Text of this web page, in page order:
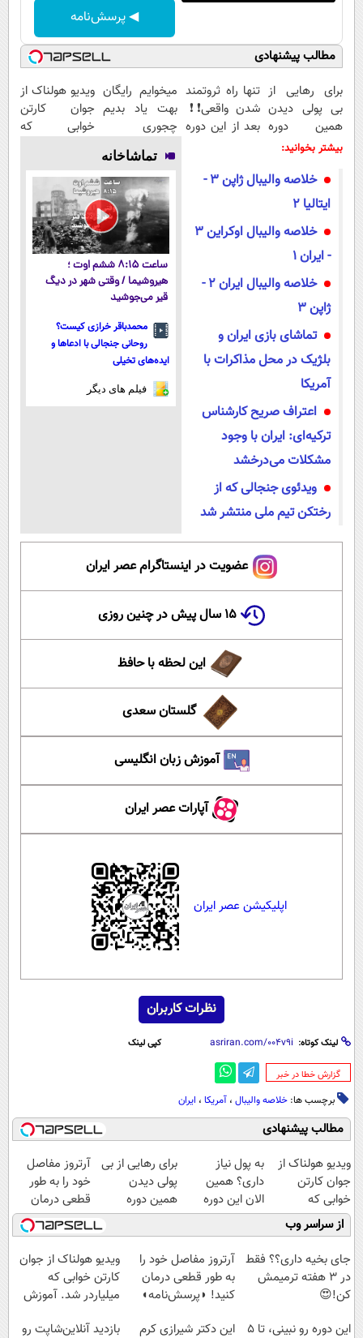
سلامت
فرهنگی
بین الملل
اجتماعی
حیات وحش
سیاست خارجی
◀ پرسش‌نامه
مطالب پیشنهادی
برای رهایی از
بی پولی دیدن
همین دوره
رایگان کافیه!
کن)
تنها راه ثروتمند
شدن واقعی❗❗
بعد از این دوره
میخوایم رایگان
بهت یاد بدیم
چجوری
پولدارشی! باور
نداری امتحانش
مجانیه
ویدیو هولناک از
جوان کارتن
خوابی که
بیشتر بخوانید:
خلاصه والیبال ژاپن ۳ -
ایتالیا ۲
خلاصه والیبال اوکراین ۳
- ایران ۱
خلاصه والیبال ایران ۲ -
ژاپن ۳
تماشای بازی ایران و
بلژیک در محل مذاکرات با
آمریکا
اعتراف صریح کارشناس
ترکیه‌ای: ایران با وجود
مشکلات می‌درخشد
ویدئوی جنجالی که از
رختکن تیم ملی منتشر شد
تماشاخانه
ساعت ۸:۱۵ ششم اوت ؛
هیروشیما / وقتی شهر در دیگ
قیر می‌جوشید
محمدباقر خرازی کیست؟
روحانی جنجالی با ادعاها و
ایده‌های تخیلی
فیلم های دیگر
عضویت در اینستاگرام عصر ایران
۱۵ سال پیش در چنین روزی
این لحظه با حافظ
گلستان سعدی
آموزش زبان انگلیسی
آپارات عصر ایران
اپلیکیشن عصر ایران
نظرات کاربران
لینک کوتاه: کپی لینک
‌گزارش خطا در خبر
برچسب ها: خلاصه والیبال ، آمریکا ، ایران
مطالب پیشنهادی
ویدیو هولناک از
جوان کارتن
خوابی که
میلیاردر شد.
آموزش رایگان
به پول نیاز
داری؟ همین
الان این دوره
رایگان رو شرکت
کن تا دیر نشده!
برای رهایی از بی
پولی دیدن
همین دوره
رایگان کافیه!
(شمارتو وارد کن)
آرتروز مفاصل
خود را به طور
قطعی درمان
کنید!
◗پرسش‌نامه◖
از سراسر وب
جای بخیه داری؟؟ فقط
در 3 هفته ترمیمش
کن!😍
آرتروز مفاصل خود را
به طور قطعی درمان
کنید! ◗پرسش‌نامه◖
ویدیو هولناک از جوان
کارتن خوابی که
میلیاردر شد. آموزش
این دوره رو نبینی، تا 5
این دکتر شیرازی کرم بازدید آنلاین‌شاپت رو